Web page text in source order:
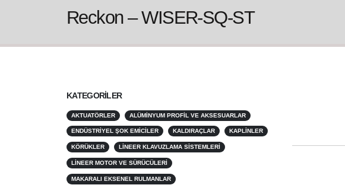
Reckon – WISER-SQ-ST
KATEGORILER
AKTUATÖRLER ALÜMINYUM PROFIL VE AKSESUARLAR
ENDÜSTRIYEL ŞOK EMICILER KALDIRAÇLAR KAPLINLER
KÖRÜKLER LINEER KLAVUZLAMA SISTEMLERI
LINEER MOTOR VE SÜRÜCÜLERI
MAKARALI EKSENEL RULMANLAR